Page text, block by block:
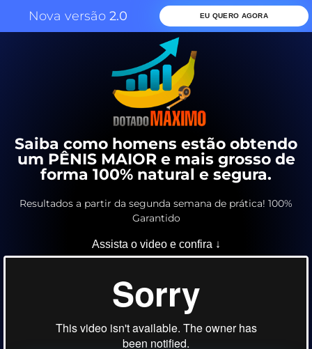
Nova versão 2.0 EU QUERO AGORA
Saiba como homens estão obtendo
um PÊNIS MAIOR e mais grosso de
forma 100% natural e segura.
Resultados a partir da segunda semana de prática! 100%
Garantido
Assista o video e confira ↓